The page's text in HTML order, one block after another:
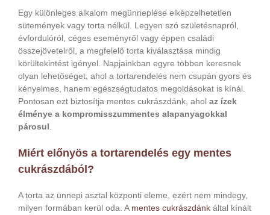
Egy különleges alkalom megünneplése elképzelhetetlen
sütemények vagy torta nélkül. Legyen szó születésnapról,
évfordulóról, céges eseményről vagy éppen családi
összejövetelről, a megfelelő torta kiválasztása mindig
körültekintést igényel. Napjainkban egyre többen keresnek
olyan lehetőséget, ahol a tortarendelés nem csupán gyors és
kényelmes, hanem egészségtudatos megoldásokat is kínál.
Pontosan ezt biztosítja mentes cukrászdánk, ahol az ízek
élménye a kompromisszummentes alapanyagokkal
párosul
Miért előnyös a tortarendelés egy mentes
cukrászdából?
A torta az ünnepi asztal központi eleme, ezért nem mindegy,
milyen formában kerül oda. A mentes cukrászdánk által kínált